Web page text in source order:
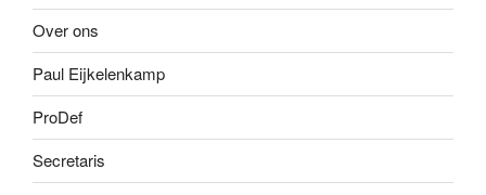
Over ons
Paul Eijkelenkamp
ProDef
Secretaris